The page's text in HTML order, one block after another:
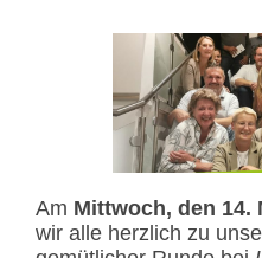
Am Mittwoch, den 14.
wir alle herzlich zu